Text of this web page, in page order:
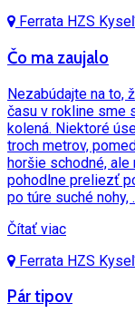
Ferrata HZS
Čo ma zaujalo
Nezabúdajte na to,
času v rokline sme
kolená. Niektoré
troch metrov,
horšie schodné,
pohodlne preliezť
po túre suché nohy,
Čítať viac
Ferrata HZS
Pár tipov